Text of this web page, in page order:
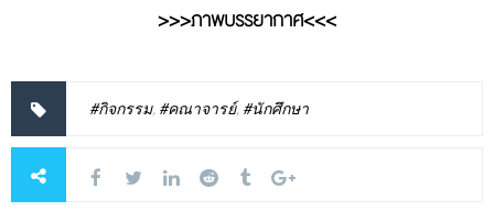
>>>ภาพบรรยากาศ<<<
#กิจกรรม, #คณาจารย์, #นักศึกษา